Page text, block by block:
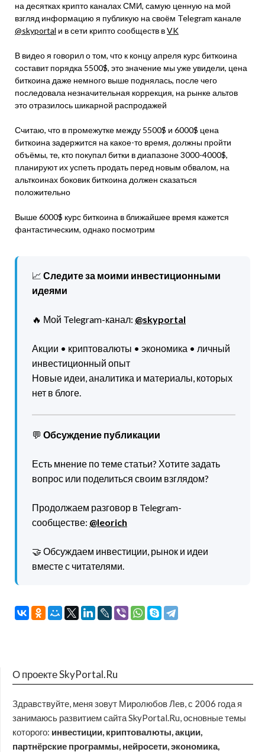
на десятках крипто каналах СМИ, самую ценную на мой
взгляд информацию я публикую на своём Telegram канале
@skyportal и в сети крипто сообществ вVK
В видео я говорил о том, что к концу апреля курс биткоина
составит порядка 5500$, это значение мы уже увидели, цена
биткоина даже немного выше поднялась, после чего
последовала незначительная коррекция, на рынке альтов
это отразилось шикарной распродажей
Считаю, что в промежутке между 5500$ и 6000$ цена
биткоина задержится на какое-то время, должны пройти
объёмы, те, кто покупал битки в диапазоне 3000-4000$,
планируют их успеть продать перед новым обвалом, на
альткоинах боковик биткоина должен сказаться
положительно
Выше 6000$ курс биткоина в ближайшее время кажется
фантастическим, однако посмотрим
📈 Следите за моими инвестиционными
идеями
🔥 Мой Telegram-канал: @skyportal
Акции • криптовалюты • экономика • личный
инвестиционный опыт
Новые идеи, аналитика и материалы, которых
нет в блоге.
💬 Обсуждение публикации
Есть мнение по теме статьи? Хотите задать
вопрос или поделиться своим взглядом?
Продолжаем разговор в Telegram-
сообществе: @leorich
🤝 Обсуждаем инвестиции, рынок и идеи
вместе с читателями.
О проекте SkyPortal.Ru
Здравствуйте, меня зовут Миролюбов Лев, с 2006 года я
занимаюсь развитием сайта SkyPortal.Ru, основные темы
которого: инвестиции, криптовалюты, акции,
партнёрские программы, нейросети, экономика,